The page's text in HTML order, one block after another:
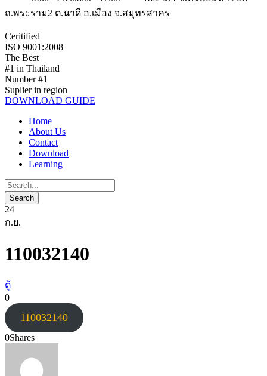
ถ.พระราม2 ต.นาดี อ.เมือง จ.สมุทรสาคร
Ceritified
ISO 9001:2008
The Best
#1 in Thailand
Number #1
Suplier in region
DOWNLOAD GUIDE
Home
About Us
Contact
Download
Learning
24
ก.ย.
110032140
ตู้
0
110032140
0Shares